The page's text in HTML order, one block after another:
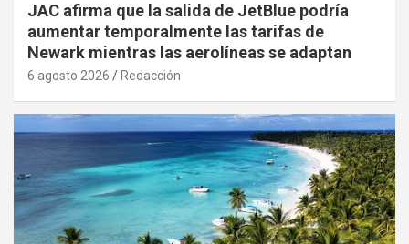
JAC afirma que la salida de JetBlue podría
aumentar temporalmente las tarifas de
Newark mientras las aerolíneas se adaptan
6 agosto 2026 Redacción